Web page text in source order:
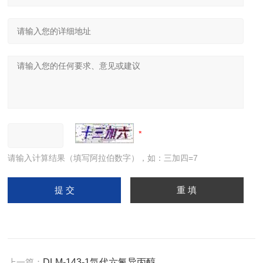
请输入计算结果（填写阿拉伯数字），如：三加四=7